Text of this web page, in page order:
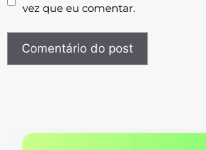
vez que eu comentar.